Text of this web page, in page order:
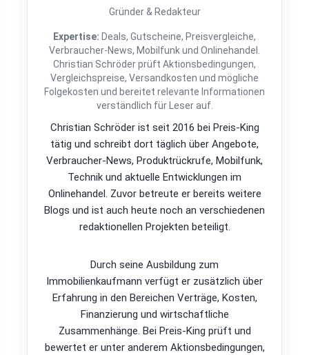
Gründer & Redakteur
Expertise: Deals, Gutscheine, Preisvergleiche,
Verbraucher-News, Mobilfunk und Onlinehandel.
Christian Schröder prüft Aktionsbedingungen,
Vergleichspreise, Versandkosten und mögliche
Folgekosten und bereitet relevante Informationen
verständlich für Leser auf.
Christian Schröder ist seit 2016 bei Preis-King
tätig und schreibt dort täglich über Angebote,
Verbraucher-News, Produktrückrufe, Mobilfunk,
Technik und aktuelle Entwicklungen im
Onlinehandel. Zuvor betreute er bereits weitere
Blogs und ist auch heute noch an verschiedenen
redaktionellen Projekten beteiligt.
Durch seine Ausbildung zum
Immobilienkaufmann verfügt er zusätzlich über
Erfahrung in den Bereichen Verträge, Kosten,
Finanzierung und wirtschaftliche
Zusammenhänge. Bei Preis-King prüft und
bewertet er unter anderem Aktionsbedingungen,